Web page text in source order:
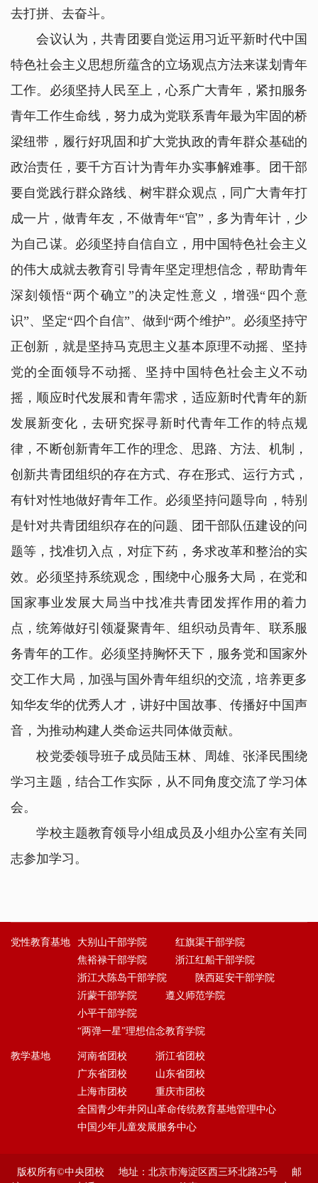
去打拼、去奋斗。
会议认为，共青团要自觉运用习近平新时代中国
特色社会主义思想所蕴含的立场观点方法来谋划青年
工作。必须坚持人民至上，心系广大青年，紧扣服务
青年工作生命线，努力成为党联系青年最为牢固的桥
梁纽带，履行好巩固和扩大党执政的青年群众基础的
政治责任，要千方百计为青年办实事解难事。团干部
要自觉践行群众路线、树牢群众观点，同广大青年打
成一片，做青年友，不做青年“官”，多为青年计，少
为自己谋。必须坚持自信自立，用中国特色社会主义
的伟大成就去教育引导青年坚定理想信念，帮助青年
深刻领悟“两个确立”的决定性意义，增强“四个意
识”、坚定“四个自信”、做到“两个维护”。必须坚持守
正创新，就是坚持马克思主义基本原理不动摇、坚持
党的全面领导不动摇、坚持中国特色社会主义不动
摇，顺应时代发展和青年需求，适应新时代青年的新
发展新变化，去研究探寻新时代青年工作的特点规
律，不断创新青年工作的理念、思路、方法、机制，
创新共青团组织的存在方式、存在形式、运行方式，
有针对性地做好青年工作。必须坚持问题导向，特别
是针对共青团组织存在的问题、团干部队伍建设的问
题等，找准切入点，对症下药，务求改革和整治的实
效。必须坚持系统观念，围绕中心服务大局，在党和
国家事业发展大局当中找准共青团发挥作用的着力
点，统筹做好引领凝聚青年、组织动员青年、联系服
务青年的工作。必须坚持胸怀天下，服务党和国家外
交工作大局，加强与国外青年组织的交流，培养更多
知华友华的优秀人才，讲好中国故事、传播好中国声
音，为推动构建人类命运共同体做贡献。
校党委领导班子成员陆玉林、周雄、张泽民围绕
学习主题，结合工作实际，从不同角度交流了学习体
会。
学校主题教育领导小组成员及小组办公室有关同
志参加学习。
党性教育基地 大别山干部学院
红旗渠干部学院
焦裕禄干部学院
浙江红船干部学院
浙江大陈岛干部学院
陕西延安干部学院
沂蒙干部学院
遵义师范学院
小平干部学院
“两弹一星”理想信念教育学院
教学基地 河南省团校
浙江省团校
广东省团校
山东省团校
上海市团校
重庆市团校
全国青少年井冈山革命传统教育基地管理中心
中国少年儿童发展服务中心
版权所有©中央团校 地址：北京市海淀区西三环北路25号 邮